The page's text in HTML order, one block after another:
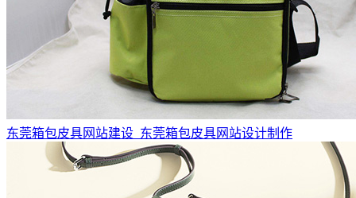
东莞箱包皮具网站建设_东莞箱包皮具网站设计制作